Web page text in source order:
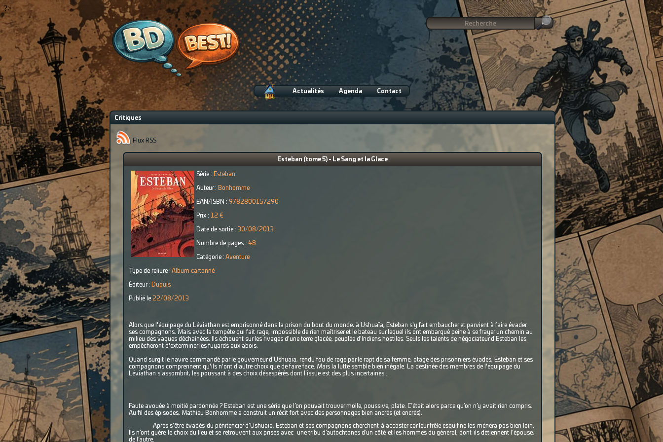
?>
Actualités Agenda Contact
Critiques
Flux RSS
Esteban (tome 5) - Le Sang et la Glace
Série : Esteban
Auteur : Bonhomme
EAN/ISBN : 9782800157290
Prix : 12 €
Date de sortie : 30/08/2013
Nombre de pages : 48
Catégorie : Aventure
Type de reliure : Album cartonné
Éditeur : Dupuis
Publié le 22/08/2013
Alors que l'équipage du Léviathan est emprisonné dans la prison du bout du monde, à Ushuaïa, Esteban s'y fait embaucher et parvient à faire évader
ses compagnons. Mais avec la tempête qui fait rage, impossible de rien maîtriser et le bateau sur lequel ils ont embarqué peine à se frayer un chemin au
milieu des vagues déchaînées. Ils échouent sur les rivages d'une terre glacée, peuplée d'Indiens hostiles. Seuls les talents de négociateur d'Esteban les
empêcheront d'exterminer les fuyards aux abois.
Quand surgit le navire commandé par le gouverneur d'Ushuaïa, rendu fou de rage par le rapt de sa femme, otage des prisonniers évadés, Esteban et ses
compagnons comprennent qu'ils n'ont d'autre choix que de faire face. Mais la lutte semble bien inégale. La destinée des membres de l'équipage du
Léviathan s'assombrit, les poussant à des choix désespérés dont l'issue est des plus incertaines...
Faute avouée à moitié pardonnée ? Esteban est une série que l’on pouvait trouver molle, poussive, plate. C’était alors parce qu’on n’y avait rien compris.
Au fil des épisodes, Mathieu Bonhomme a construit un récit fort avec des personnages bien ancrés (et encrés).
Après s’être évadés du pénitencier d’Ushuaïa, Esteban et ses compagnons cherchent à accoster car leur frêle esquif ne les mènera pas bien loin.
Ils n’ont guère le choix du lieu et se retrouvent aux prises avec une tribu d’autochtones d’un côté et les hommes du général, dont ils détiennent l’épouse,
de l’autre.